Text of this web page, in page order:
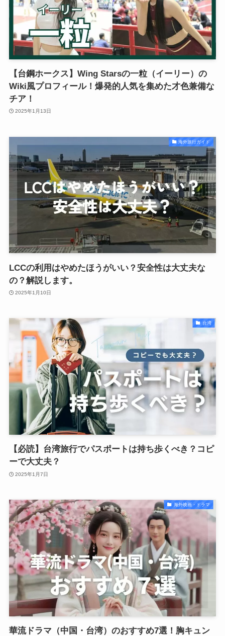
【台鋼ホークス】Wing Starsの一粒（イーリー）の
Wiki風プロフィール！爆発的人気を集めた才色兼備な
チア！
2025年1月13日
海外旅行ガイド
LCCの利用はやめたほうがいい？安全性は大丈夫な
の？解説します。
2025年1月10日
台湾
【必読】台湾旅行でパスポートは持ち歩くべき？コピ
ーで大丈夫？
2025年1月7日
海外映画・ドラマ
華流ドラマ（中国・台湾）のおすすめ7選！胸キュン